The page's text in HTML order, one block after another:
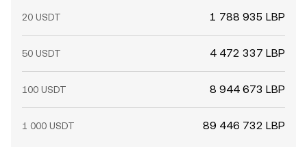
20 USDT 1 788 935 LBP
50 USDT 4 472 337 LBP
100 USDT 8 944 673 LBP
1 000 USDT 89 446 732 LBP